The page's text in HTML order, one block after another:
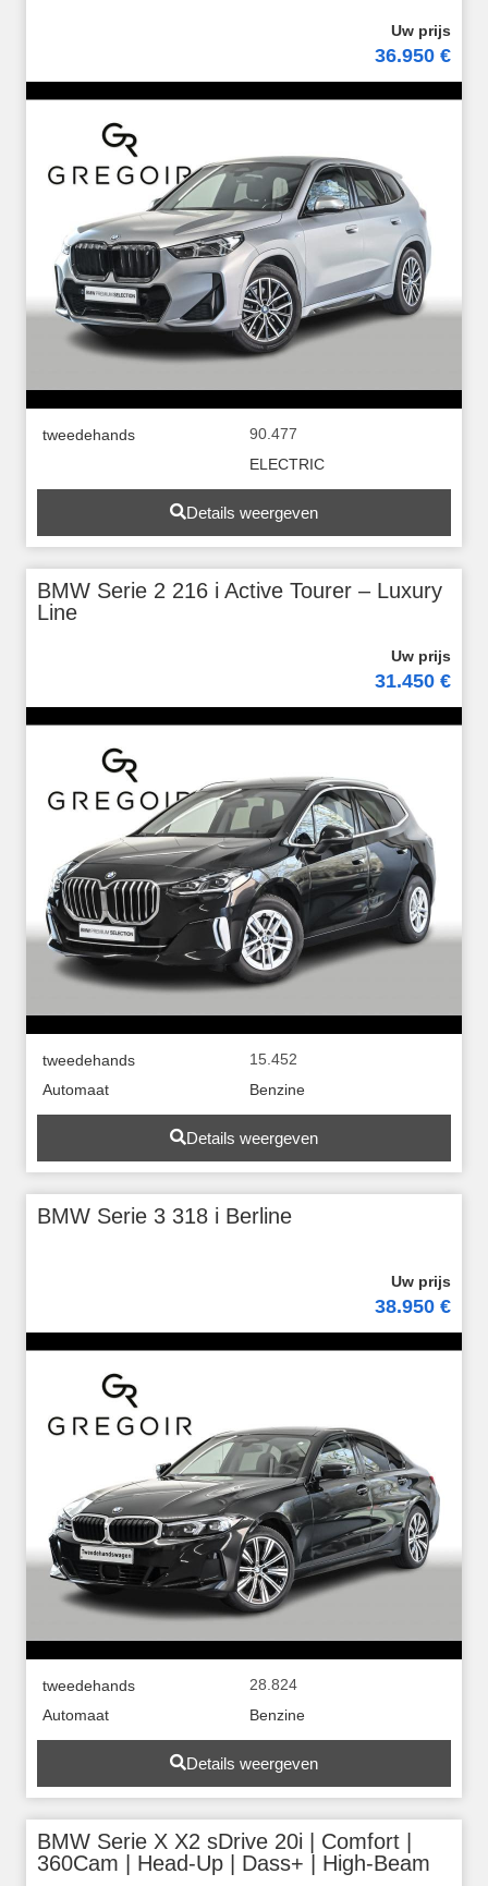
36.950 €
tweedehands
90.477
ELECTRIC
Details weergeven
BMW Serie 2 216 i Active Tourer – Luxury
Line
31.450 €
tweedehands
15.452
Automaat
Benzine
Details weergeven
BMW Serie 3 318 i Berline
38.950 €
tweedehands
28.824
Automaat
Benzine
Details weergeven
BMW Serie X X2 sDrive 20i | Comfort |
360Cam | Head-Up | Dass+ | High-Beam